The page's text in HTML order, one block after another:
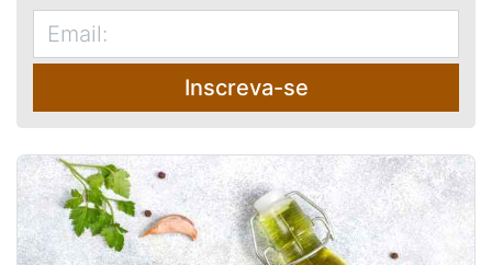
Inscreva-se